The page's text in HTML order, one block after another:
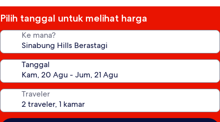
Pilih tanggal untuk melihat harga
Ke mana?
Tanggal
Traveler